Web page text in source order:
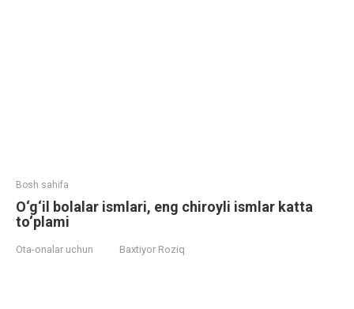
Bosh sahifa
O‘g‘il bolalar ismlari, eng chiroyli ismlar katta
to‘plami
Ota-onalar uchun Baxtiyor Roziq